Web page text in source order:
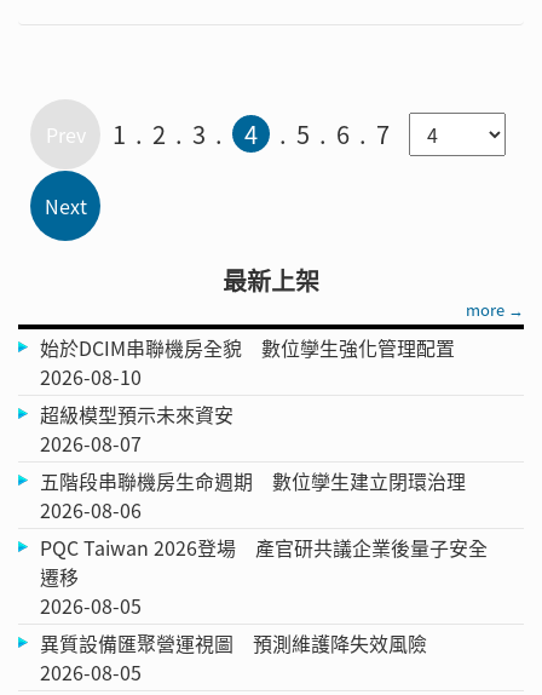
1 2 3 4 5 6 7
最新上架
more →
始於DCIM串聯機房全貌 數位孿生強化管理配置
2026-08-10
超級模型預示未來資安
2026-08-07
五階段串聯機房生命週期 數位孿生建立閉環治理
2026-08-06
PQC Taiwan 2026登場 產官研共議企業後量子安全
遷移
2026-08-05
異質設備匯聚營運視圖 預測維護降失效風險
2026-08-05